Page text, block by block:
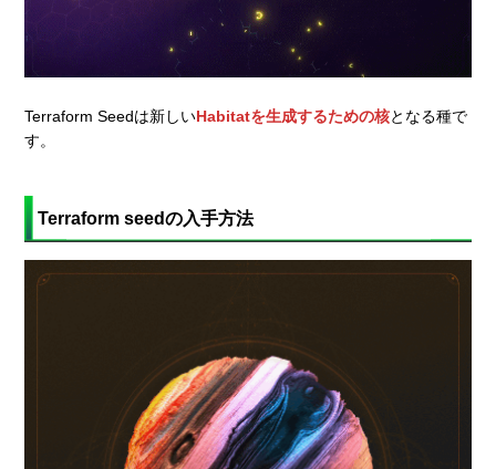
Terraform Seedは新しいHabitatを生成するための核となる種で
す。
Terraform seedの入手方法